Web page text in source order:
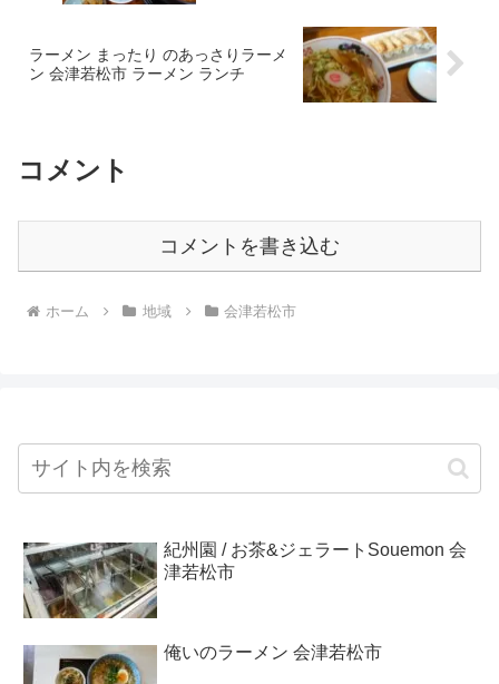
ラーメン まったり のあっさりラーメ
ン 会津若松市 ラーメン ランチ
コメント
コメントを書き込む
ホーム 地域 会津若松市
紀州園 / お茶&ジェラートSouemon 会
津若松市
俺いのラーメン 会津若松市